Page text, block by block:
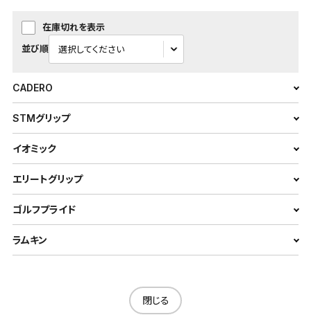
在庫切れを表示
並び順
CADERO
STMグリップ
イオミック
エリートグリップ
ゴルフプライド
ラムキン
閉じる